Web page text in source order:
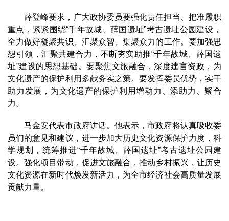
薛登峰要求，广大政协委员要强化责任担当、把准履职
重点，紧紧围绕“千年故城、薛国遗址”考古遗址公园建设，
全力做好凝聚共识、汇聚众智、集聚众力的工作。要加强思
想引领，汇聚共建合力，不断夯实助推“千年故城、薛国遗
址”建设的思想基础。要聚焦文旅融合，深度建言资政，为
文化遗产的保护利用多献务实之策。要发挥委员优势，实干
助力发展，为文化遗产的保护利用增动力、添助力、聚合
力。
马金安代表市政府讲话。他表示，市政府将认真吸收委
员们的意见和建议，进一步加大历史文化资源保护力度，科
学规划，统筹推进“千年故城、薛国遗址”考古遗址公园建
设。强化项目带动，促进文旅融合，推动乡村振兴，让历史
文化资源在新时代焕发新活力，为全市经济社会高质量发展
贡献力量。